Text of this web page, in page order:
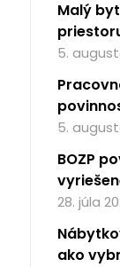
Malý
5.
5.
BOZP
28. júla
ako